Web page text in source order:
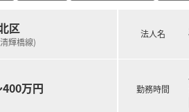
」になること。その上で健康に関す
目指し、さらに病院や介護施設など
らず、セルフメディケーションの
の設置や関連会社の介護サービス
皆さまが安心して暮らせる街づくり
区
輝橋線)
万円
法人名
勤務時間